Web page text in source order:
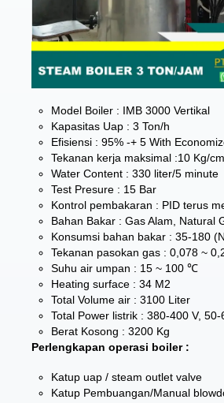
Model Boiler : IMB 3000 Vertikal
Kapasitas Uap : 3 Ton/h
Efisiensi : 95% -+ 5 With
Tekanan kerja maksimal :10 Kg/
Water Content : 330 liter/5 minute
Test Presure : 15 Bar
Kontrol pembakaran : PID terus
Bahan Bakar : Gas Alam, Natural
Konsumsi bahan bakar : 35-180
Tekanan pasokan gas : 0,078 ~
Suhu air umpan : 15 ~ 100 ℃
Heating surface : 34 M2
Total Volume air : 3100 Liter
Total Power listrik : 380-400 V,
Berat Kosong : 3200 Kg
Perlengkapan operasi boiler :
Katup uap / steam outlet valve
Katup Pembuangan/Manual